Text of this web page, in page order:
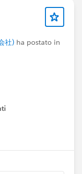
社) ha postato in